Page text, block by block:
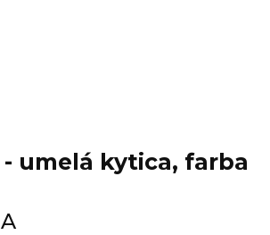
umelá kytica, farba